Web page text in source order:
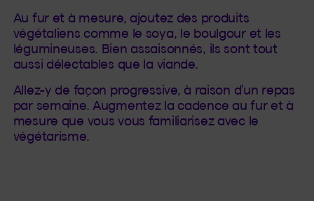
Au fur et à mesure, ajoutez des produits
végétaliens comme le soya, le boulgour et les
légumineuses. Bien assaisonnés, ils sont tout
aussi délectables que la viande.
Allez-y de façon progressive, à raison d’un repas
par semaine. Augmentez la cadence au fur et à
mesure que vous vous familiarisez avec le
végétarisme.